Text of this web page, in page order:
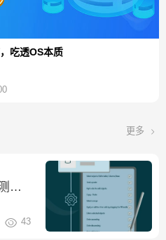
吃透OS本质
更多
评-
43